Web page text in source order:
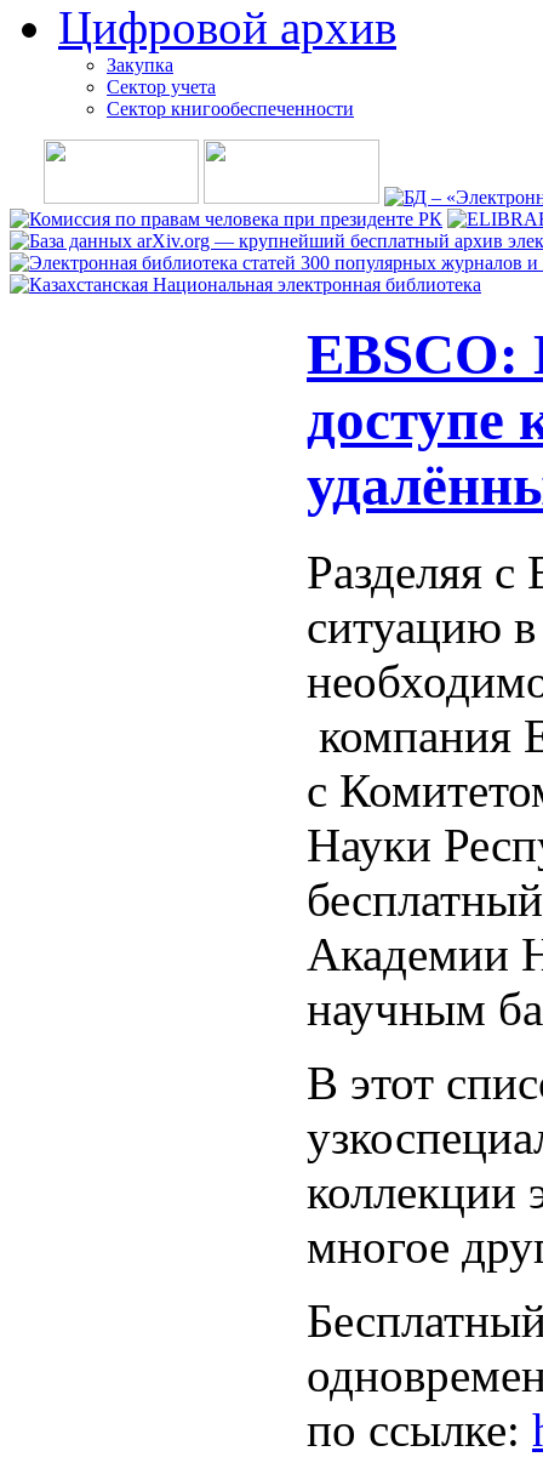
Цифровой архив
Закупка
Сектор учета
Сектор книгообеспеченности
EBSCO:
доступе
Разделяя
ситуацию
компания
с
Науки
Академии
научным
В этот
коллекции
многое
по ссылке: